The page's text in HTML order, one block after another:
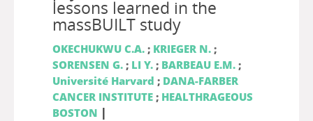
lessons learned in the
massBUILT study
OKECHUKWU C.A.; KRIEGER N.;
SORENSEN G.; LI Y.; BARBEAU E.M.;
Université Harvard ; DANA-FARBER
CANCER INSTITUTE; HEALTHRAGEOUS
BOSTON |